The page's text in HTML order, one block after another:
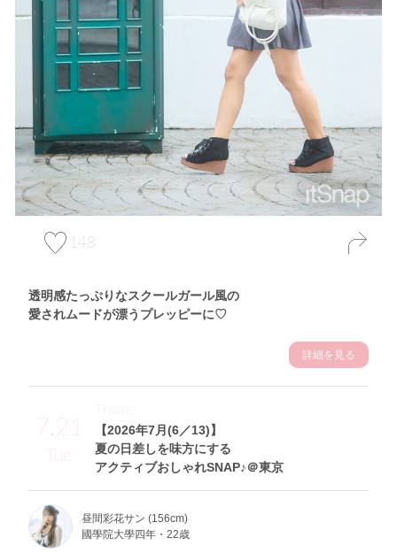
148
透明感たっぷりなスクールガール風の
愛されムードが漂うプレッピーに♡
詳細を見る
7.21
Tue
【2026年7月(6／13)】
夏の日差しを味方にする
アクティブおしゃれSNAP♪＠東京
Theme
昼間彩花サン (156cm)
國學院大學四年・22歳